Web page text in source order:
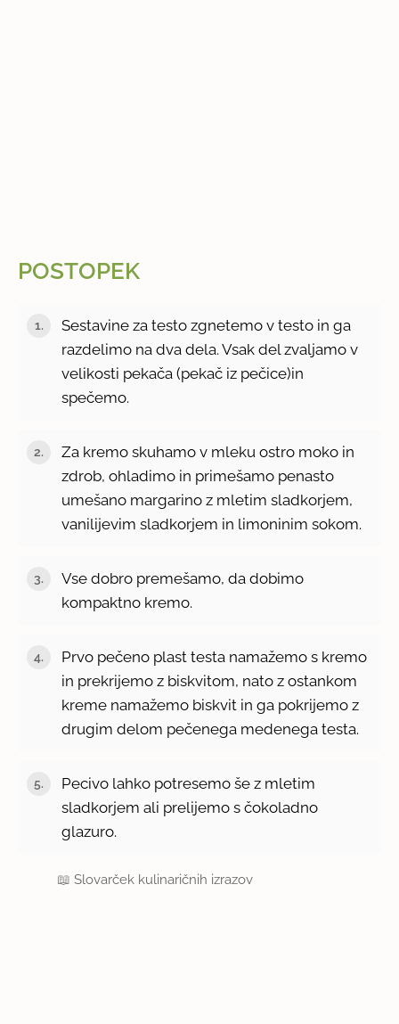
POSTOPEK
Sestavine za testo zgnetemo v testo in ga
razdelimo na dva dela. Vsak del zvaljamo v
velikosti pekača (pekač iz pečice)in
spečemo.
Za kremo skuhamo v mleku ostro moko in
zdrob, ohladimo in primešamo penasto
umešano margarino z mletim sladkorjem,
vanilijevim sladkorjem in limoninim sokom.
Vse dobro premešamo, da dobimo
kompaktno kremo.
Prvo pečeno plast testa namažemo s kremo
in prekrijemo z biskvitom, nato z ostankom
kreme namažemo biskvit in ga pokrijemo z
drugim delom pečenega medenega testa.
Pecivo lahko potresemo še z mletim
sladkorjem ali prelijemo s čokoladno
glazuro.
📖Slovarček kulinaričnih izrazov